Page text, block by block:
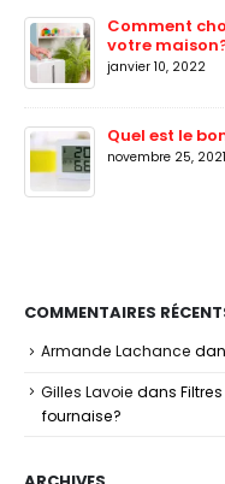
Comment
votre
janvier 10, 2022
Quel est le
novembre 25, 2021
COMMENTAIRES
Armande Lachance
Gilles Lavoie dans
fournaise?